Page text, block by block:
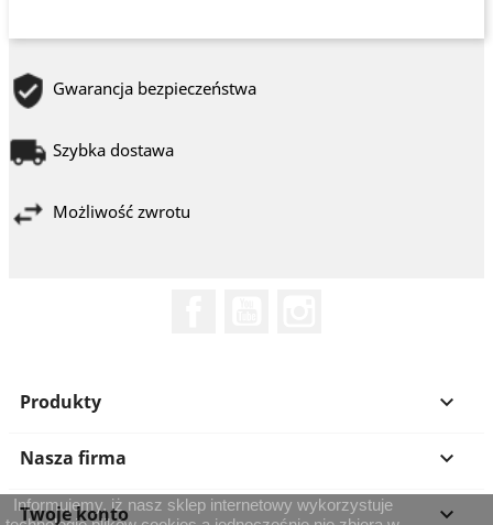
Gwarancja bezpieczeństwa
Szybka dostawa
Możliwość zwrotu
Produkty 
Nasza firma 
Twoje konto 
Informujemy, iż nasz sklep internetowy wykorzystuje